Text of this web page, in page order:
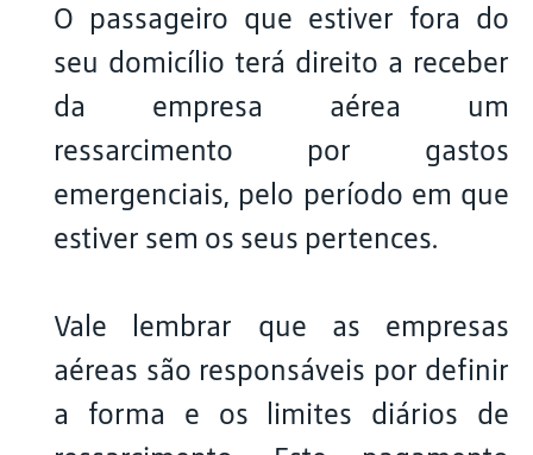
O passageiro que estiver fora do
seu domicílio terá direito a receber
da empresa aérea um
ressarcimento por gastos
emergenciais, pelo período em que
estiver sem os seus pertences.
Vale lembrar que as empresas
aéreas são responsáveis por definir
a forma e os limites diários de